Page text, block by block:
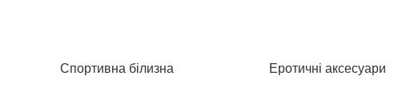
Спортивна білизна Еротичні аксесуари